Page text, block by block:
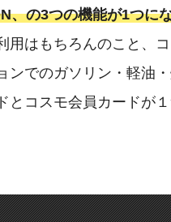
、の3つの機能が1つに
用はもちろんのこと、
ンでのガソリン・軽油
とコスモ会員カードが